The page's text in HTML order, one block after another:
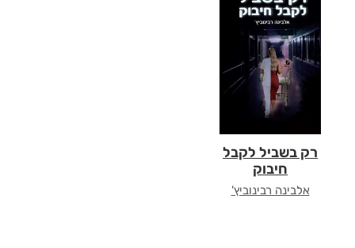
רק בשביל לקבל
חיבוק
אלבינה רבינוביץ'